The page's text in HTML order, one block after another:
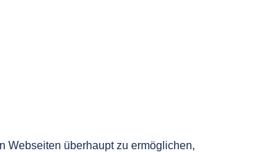
Webseiten überhaupt zu ermöglichen,